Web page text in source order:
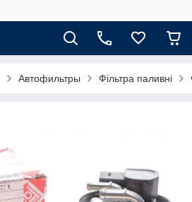
Автофильтры Фільтра паливні